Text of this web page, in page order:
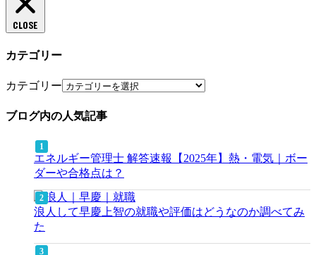
CLOSE
カテゴリー
カテゴリー
ブログ内の人気記事
エネルギー管理士 解答速報【2025年】熱・電気｜ボー
ダーや合格点は？
浪人して早慶上智の就職や評価はどうなのか調べてみ
た